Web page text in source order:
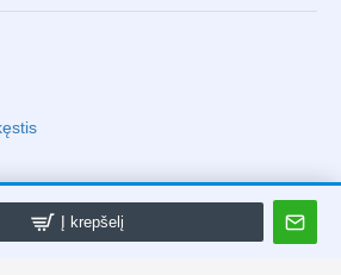
Į krepšelį
Saugomos UAB "Life 4 Laptop"